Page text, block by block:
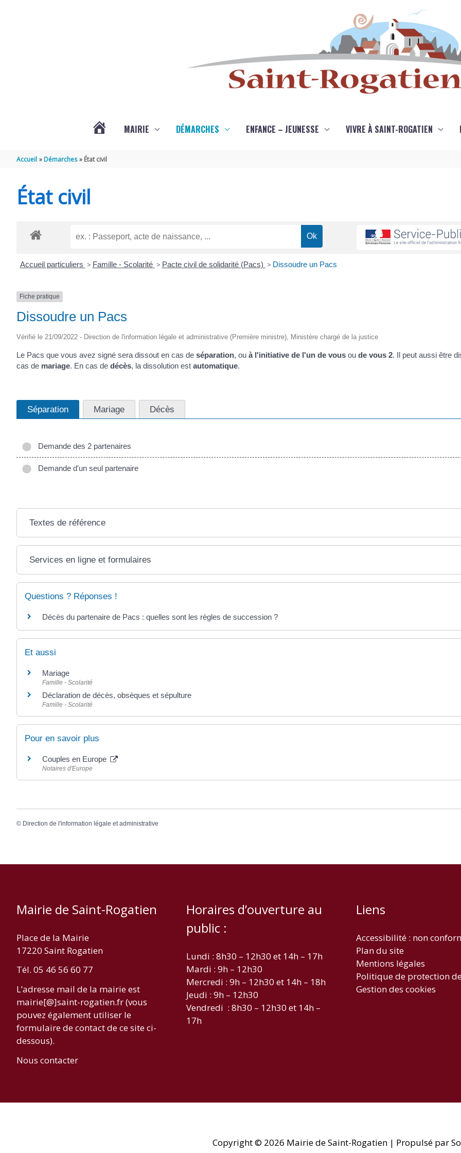
ROGATIEN
MAIRIE DÉMARCHES ENFANCE – JEUNESSE VIVRE À SAINT-ROGATIEN
Accueil Démarches État civil
État civil
Accueil particuliers > Famille - Scolarité > Pacte civil de solidarité (Pacs) > Dissoudre un Pacs
Fiche pratique
Dissoudre un Pacs
Vérifié le 21/09/2022 - Direction de l'information légale et administrative (Première ministre), Ministère chargé de la justice
Le Pacs que vous avez signé sera dissout en cas de séparation, ou à l'initiative de l'un de vous ou de vous 2. Il peut aussi être
cas de mariage. En cas de décès, la dissolution est automatique.
Séparation Mariage Décès
Demande des 2 partenaires
Demande d'un seul partenaire
Textes de référence
Services en ligne et formulaires
Questions ? Réponses !
Décès du partenaire de Pacs : quelles sont les règles de succession ?
Et aussi
Mariage
Famille - Scolarité
Déclaration de décès, obsèques et sépulture
Famille - Scolarité
Pour en savoir plus
Couples en Europe
Notaires d'Europe
© Direction de l'information légale et administrative
Mairie de Saint-Rogatien
Place de la Mairie
17220 Saint Rogatien
Tél. 05 46 56 60 77
L’adresse mail de la mairie est
mairie[@]saint-rogatien.fr (vous
pouvez également utiliser le
formulaire de contact de ce site ci-
dessous).
Nous contacter
Horaires d’ouverture au
public :
Lundi : 8h30 – 12h30 et 14h – 17h
Mardi : 9h – 12h30
Mercredi : 9h – 12h30 et 14h – 18h
Jeudi : 9h – 12h30
Vendredi : 8h30 – 12h30 et 14h –
17h
Liens
Accessibilité : non
Plan du site
Mentions légales
Politique de protection
Gestion des cookies
Copyright © 2026 Mairie de Saint-Rogatien| Propulsé par